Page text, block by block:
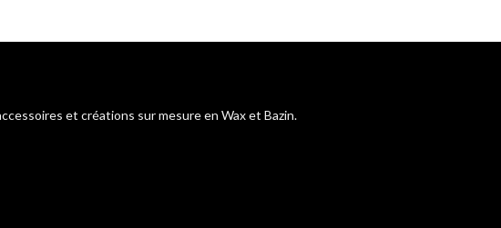
et créations sur mesure en Wax et Bazin.